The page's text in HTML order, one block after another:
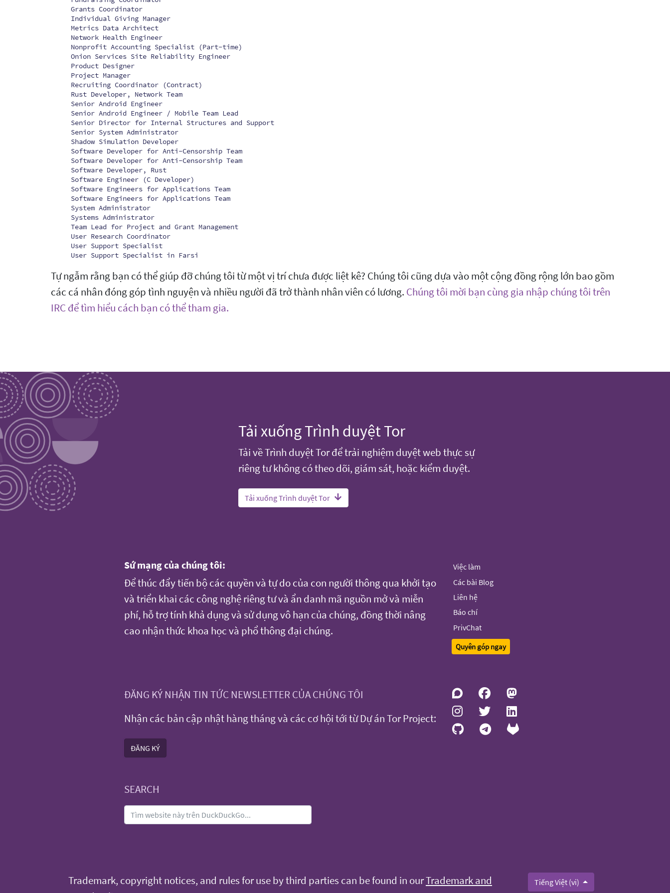
Grants Coordinator
Individual Giving Manager
Metrics Data Architect
Network Health Engineer
Nonprofit Accounting Specialist (Part-time)
Onion Services Site Reliability Engineer
Product Designer
Project Manager
Recruiting Coordinator (Contract)
Rust Developer, Network Team
Senior Android Engineer
Senior Android Engineer / Mobile Team Lead
Senior Director for Internal Structures and Support
Senior System Administrator
Shadow Simulation Developer
Software Developer for Anti-Censorship Team
Software Developer for Anti-Censorship Team
Software Developer, Rust
Software Engineer (C Developer)
Software Engineers for Applications Team
Software Engineers for Applications Team
System Administrator
Systems Administrator
Team Lead for Project and Grant Management
User Research Coordinator
User Support Specialist
User Support Specialist in Farsi
Tự ngẫm rằng bạn có thể giúp đỡ chúng tôi từ một vị trí chưa được liệt kê? Chúng tôi cũng dựa vào một cộng đồng rộng lớn bao gồm
các cá nhân đóng góp tình nguyện và nhiều người đã trở thành nhân viên có lương. Chúng tôi mời bạn cùng gia nhập chúng tôi trên
IRC để tìm hiểu cách bạn có thể tham gia.
Tải xuống Trình duyệt Tor
Tải về Trình duyệt Tor để trải nghiệm duyệt web thực sự
riêng tư không có theo dõi, giám sát, hoặc kiểm duyệt.
Tải xuống Trình duyệt Tor
Sứ mạng của chúng tôi:
Để thúc đẩy tiến bộ các quyền và tự do của con người thông qua khởi tạo
và triển khai các công nghệ riêng tư và ẩn danh mã nguồn mở và miễn
phí, hỗ trợ tính khả dụng và sử dụng vô hạn của chúng, đồng thời nâng
cao nhận thức khoa học và phổ thông đại chúng.
Việc làm
Các bài Blog
Liên hệ
Báo chí
PrivChat
Quyên góp ngay
ĐĂNG KÝ NHẬN TIN TỨC NEWSLETTER CỦA CHÚNG TÔI
Nhận các bản cập nhật hàng tháng và các cơ hội tới từ Dự án Tor Project:
ĐĂNG KÝ
SEARCH
Trademark, copyright notices, and rules for use by third parties can be found in ourTrademark and
Tiếng Việt (vi)